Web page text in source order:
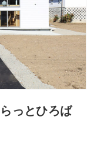
っとひろば